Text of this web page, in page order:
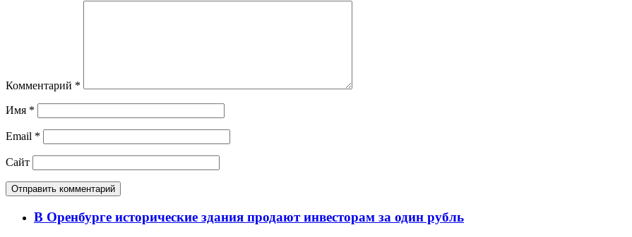
Комментарий *
Имя *
Email *
Сайт
В Оренбурге исторические здания продают инвесторам за один рубль